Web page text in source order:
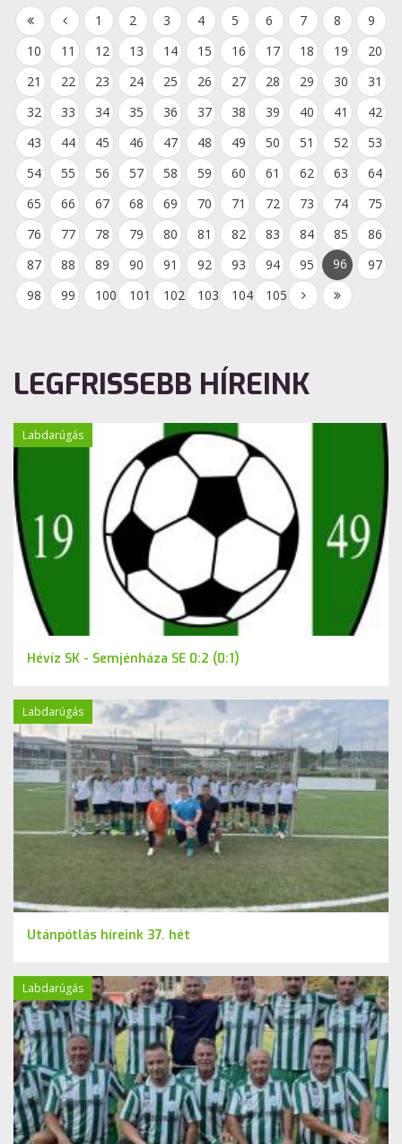
1 2 3 4 5 6 7 8
9
10
11 12 13 14 15 16 17 18 19
20
21
22 23 24 25 26 27 28 29 30
31
32
33 34 35 36 37 38 39 40 41
42
43
44 45 46 47 48 49 50 51 52
53
54
55 56 57 58 59 60 61 62 63
64
65
66 67 68 69 70 71 72 73 74
75
76
77 78 79 80 81 82 83 84 85
86
87
88 89 90 91 92 93 94 95 96
97
98
99 100 101 102 103 104 105
LEGFRISSEBB HÍREINK
Labdarúgás
Hévíz SK - Semjénháza SE 0:2 (0:1)
Labdarúgás
Utánpótlás híreink 37. hét
Labdarúgás